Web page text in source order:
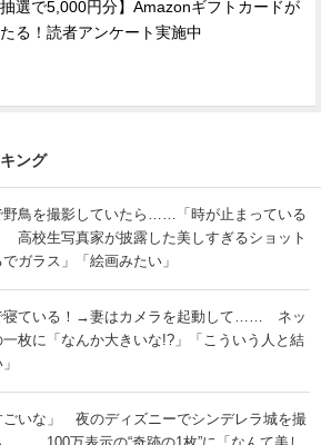
抽選で5,000円分】Amazonギフトカードが
る！読者アンケート実施中
ング
野鳥を撮影していたら……「時が止まっている
高校生写真家が披露した美しすぎるショット
ガラス」「絵画みたい」
寝ている！→妻はカメラを起動して…… ネッ
一枚に「なんか大きいな!?」「こういう人と結
ごいな」 夜のディズニーでシンデレラ城を撮